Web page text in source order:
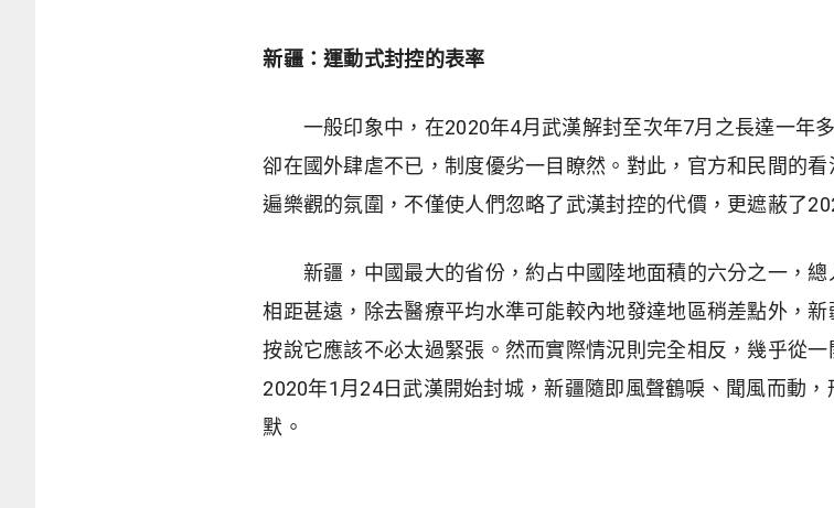
新疆：運動式封控的表率
一般印象中，在2020年4月武漢解封至次年7月之長達一年
卻在國外肆虐不已，制度優劣一目瞭然。對此，官方和民間的
遍樂觀的氛圍，不僅使人們忽略了武漢封控的代價，更遮蔽了
新疆，中國最大的省份，約占中國陸地面積的六分之一，總
相距甚遠，除去醫療平均水準可能較內地發達地區稍差點外，
按說它應該不必太過緊張。然而實際情況則完全相反，幾乎從
2020年1月24日武漢開始封城，新疆隨即風聲鶴唳、聞風而動
默。